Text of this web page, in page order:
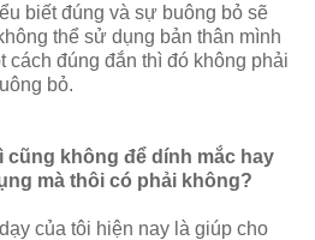
biết đúng và sự buông bỏ sẽ
thể sử dụng bản thân mình
cách đúng đắn thì đó không phải
bỏ.
cũng không để dính mắc hay
mà thôi có phải không?
của tôi hiện nay là giúp cho